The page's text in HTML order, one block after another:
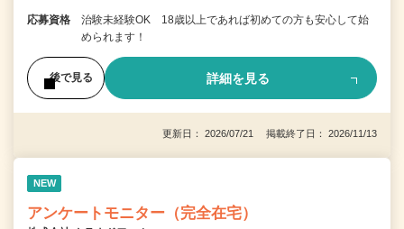
応募資格
治験未経験OK 18歳以上であれば初めての方も安心して始
められます！
後で見る 詳細を見る
更新日： 2026/07/21 掲載終了日： 2026/11/13
NEW
アンケートモニター（完全在宅）